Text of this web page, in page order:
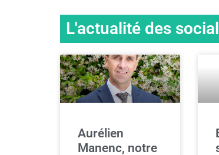
L'actualité des
Aurélien
Manenc, notre